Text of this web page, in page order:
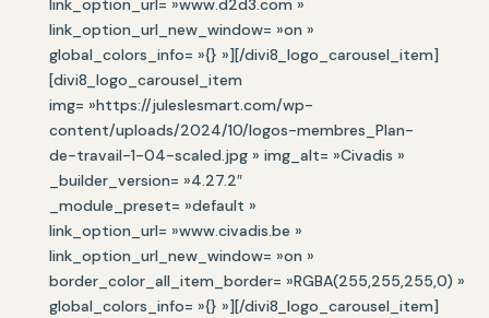
link_option_url= »www.d2d3.com »
link_option_url_new_window= »on »
global_colors_info= »{} »][/divi8_logo_carousel_item]
[divi8_logo_carousel_item
img= »https://juleslesmart.com/wp-
content/uploads/2024/10/logos-membres_Plan-
de-travail-1-04-scaled.jpg » img_alt= »Civadis »
_builder_version= »4.27.2″
_module_preset= »default »
link_option_url= »www.civadis.be »
link_option_url_new_window= »on »
border_color_all_item_border= »RGBA(255,255,255,0) »
global_colors_info= »{} »][/divi8_logo_carousel_item]